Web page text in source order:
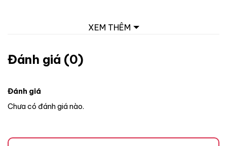
XEM THÊM
Đánh giá (0)
Đánh giá
Chưa có đánh giá nào.